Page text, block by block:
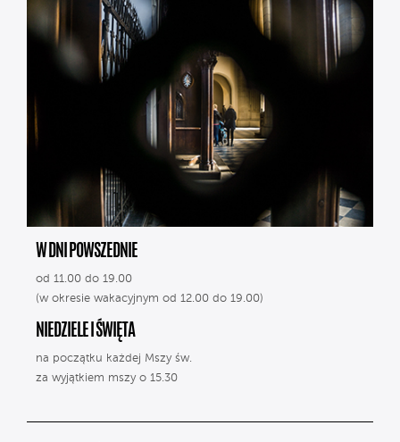
W DNI POWSZEDNIE
od 11.00 do 19.00
(w okresie wakacyjnym od 12.00 do 19.00)
NIEDZIELE I ŚWIĘTA
na początku każdej Mszy św.
za wyjątkiem mszy o 15.30